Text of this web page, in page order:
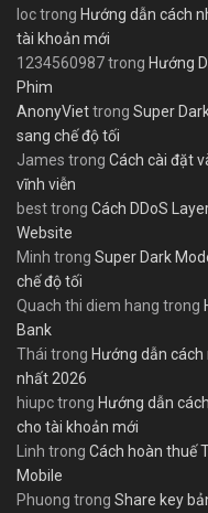
loctrong Hướng dẫn cách
tài khoản mới
1234560987trong Hướng
Phim
AnonyViettrong Super
sang chế độ tối
James trong Cách cài đặt
vĩnh viễn
besttrong Cách DDoS
Website
Minh trong Super Dark
chế độ tối
Quach thi diem hang trong
Bank
Thái trong Hướng dẫn
nhất 2026
hiupctrong Hướng dẫn
cho tài khoản mới
Linh trong Cách hoàn thuế
Mobile
Phuong trong Share key